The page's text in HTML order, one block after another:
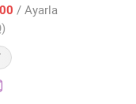
/ Ayarla